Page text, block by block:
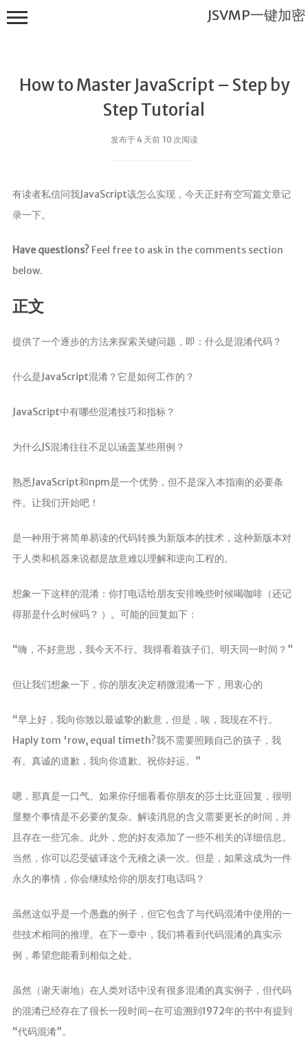
How to Master JavaScript – Step by
Step Tutorial
发布于 4 天前 10 次阅读
有读者私信问我JavaScript该怎么实现，今天正好有空写篇文章记
录一下。
Have questions?Feel free to ask in the comments section
below.
正文
提供了一个逐步的方法来探索关键问题，即：什么是混淆代码？
什么是JavaScript混淆？它是如何工作的？
JavaScript中有哪些混淆技巧和指标？
为什么JS混淆往往不足以涵盖某些用例？
熟悉JavaScript和npm是一个优势，但不是深入本指南的必要条
件。让我们开始吧！
是一种用于将简单易读的代码转换为新版本的技术，这种新版本对
于人类和机器来说都是故意难以理解和逆向工程的。
想象一下这样的混淆：你打电话给朋友安排晚些时候喝咖啡（还记
得那是什么时候吗？ ）。可能的回复如下：
“嗨，不好意思，我今天不行。我得看着孩子们。明天同一时间？”
但让我们想象一下，你的朋友决定稍微混淆一下，用衷心的
“早上好，我向你致以最诚挚的歉意，但是，唉，我现在不行。
Haply tom 'row, equal timeth?我不需要照顾自己的孩子，我
有。真诚的道歉，我向你道歉。祝你好运。”
嗯，那真是一口气。如果你仔细看看你朋友的莎士比亚回复，很明
显整个事情是不必要的复杂。解读消息的含义需要更长的时间，并
且存在一些冗余。此外，您的好友添加了一些不相关的详细信息。
当然，你可以忍受破译这个无稽之谈一次。但是，如果这成为一件
永久的事情，你会继续给你的朋友打电话吗？
虽然这似乎是一个愚蠢的例子，但它包含了与代码混淆中使用的一
些技术相同的推理。在下一章中，我们将看到代码混淆的真实示
例，希望您能看到相似之处。
虽然（谢天谢地）在人类对话中没有很多混淆的真实例子，但代码
的混淆已经存在了很长一段时间–在可追溯到1972年的书中有提到
“代码混淆”。
JSVMP一键加密
首页